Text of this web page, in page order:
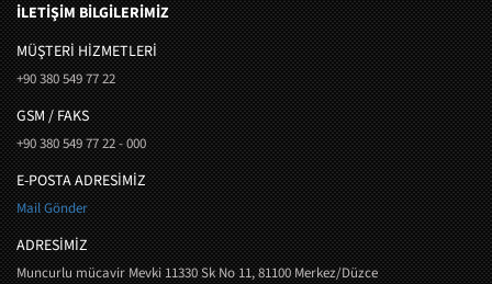
İLETİŞİM BİLGİLERİMİZ
MÜŞTERI HIZMETLERI
+90 380 549 77 22
GSM / FAKS
+90 380 549 77 22 - 000
E-POSTA ADRESİMİZ
Mail Gönder
ADRESİMİZ
Muncurlu mücavir Mevki 11330 Sk No 11, 81100 Merkez/Düzce